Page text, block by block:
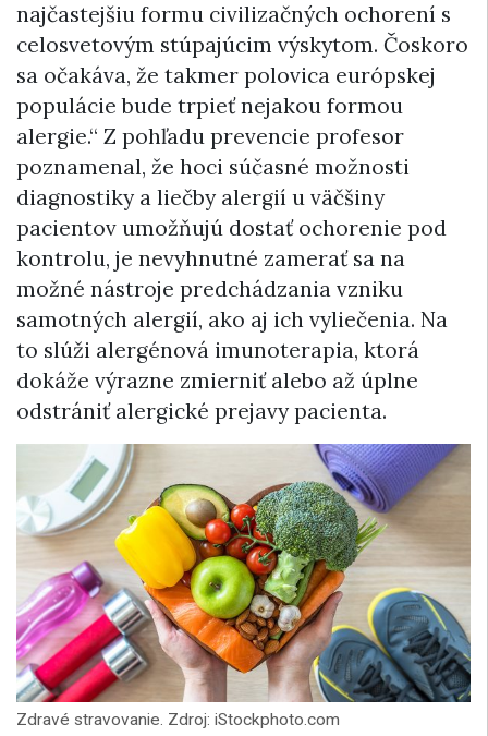
najčastejšiu formu civilizačných ochorení s
celosvetovým stúpajúcim výskytom. Čoskoro
sa očakáva, že takmer polovica európskej
populácie bude trpieť nejakou formou
alergie.“ Z pohľadu prevencie profesor
poznamenal, že hoci súčasné možnosti
diagnostiky a liečby alergií u väčšiny
pacientov umožňujú dostať ochorenie pod
kontrolu, je nevyhnutné zamerať sa na
možné nástroje predchádzania vzniku
samotných alergií, ako aj ich vyliečenia. Na
to slúži alergénová imunoterapia, ktorá
dokáže výrazne zmierniť alebo až úplne
odstrániť alergické prejavy pacienta.
Zdravé stravovanie. Zdroj: iStockphoto.com